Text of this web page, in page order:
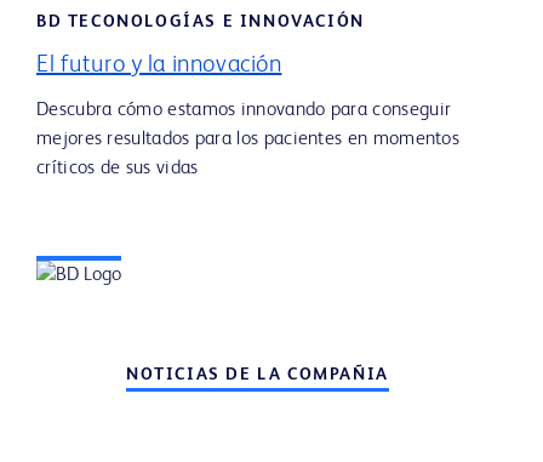
BD TECONOLOGÍAS E INNOVACIÓN
El futuro y la innovación
Descubra cómo estamos innovando para conseguir
mejores resultados para los pacientes en momentos
críticos de sus vidas
NOTICIAS DE LA COMPAÑIA